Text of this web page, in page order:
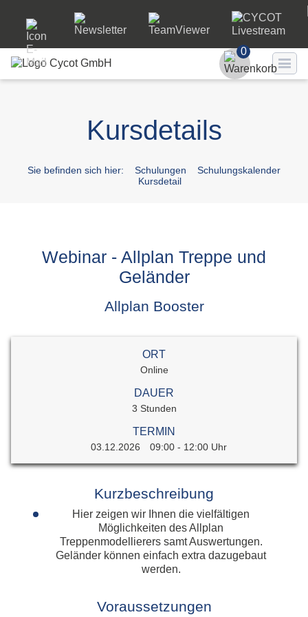
Passwort
Passwort
0
Kursdetails
Sie befinden sich hier: Schulungen
Schulungskalender
Kursdetail
Webinar - Allplan Treppe und
Geländer
Allplan Booster
ORT
Online
DAUER
3 Stunden
TERMIN
03.12.2026 09:00 - 12:00 Uhr
Kurzbeschreibung
Hier zeigen wir Ihnen die vielfältigen
Möglichkeiten des Allplan
Treppenmodellierers samt Auswertungen.
Geländer können einfach extra dazugebaut
werden.
Voraussetzungen